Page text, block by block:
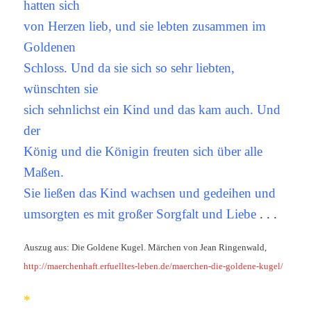
hatten sich
von Herzen lieb, und sie lebten zusammen im
Goldenen
Schloss. Und da sie sich so sehr liebten,
wünschten sie
sich sehnlichst ein Kind und das kam auch. Und
der
König und die Königin freuten sich über alle
Maßen.
Sie ließen das Kind wachsen und gedeihen und
umsorgten es mit großer Sorgfalt und Liebe . . .
Auszug aus: Die Goldene Kugel. Märchen von Jean Ringenwald,
http://maerchenhaft.erfuelltes-leben.de/maerchen-die-goldene-kugel/
*